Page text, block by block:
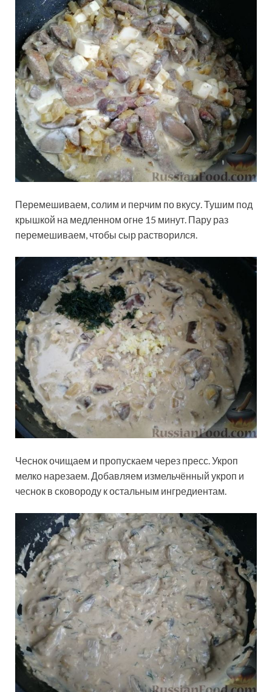
Перемешиваем, солим и перчим по вкусу. Тушим под
крышкой на медленном огне 15 минут. Пару раз
перемешиваем, чтобы сыр растворился.
Чеснок очищаем и пропускаем через пресс. Укроп
мелко нарезаем. Добавляем измельчённый укроп и
чеснок в сковороду к остальным ингредиентам.